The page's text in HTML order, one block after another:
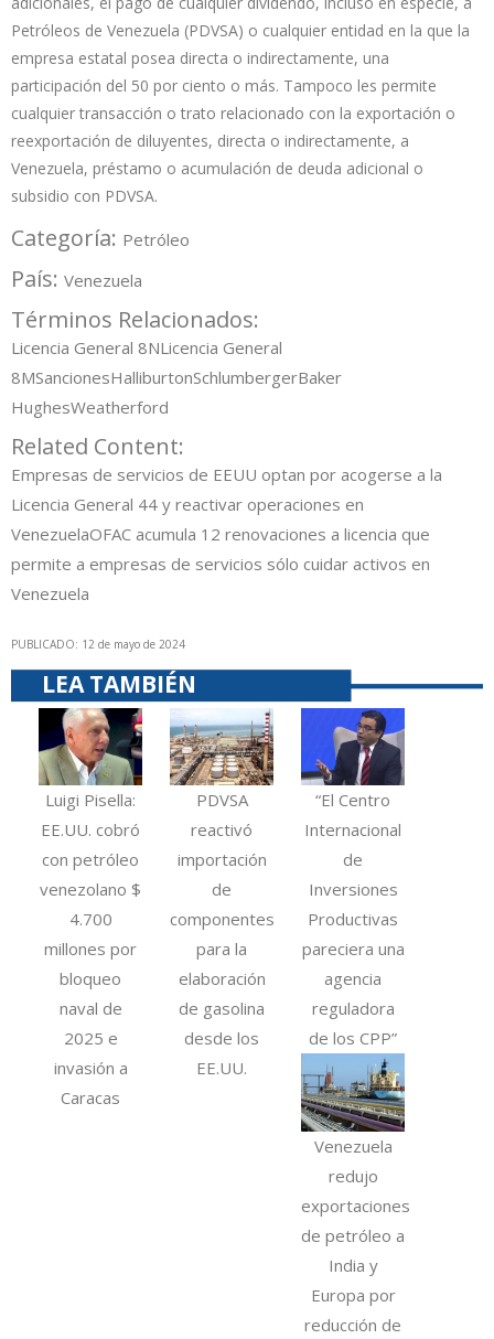
Petróleos de Venezuela (PDVSA) o cualquier entidad en la que la
empresa estatal posea directa o indirectamente, una
participación del 50 por ciento o más. Tampoco les permite
cualquier transacción o trato relacionado con la exportación o
reexportación de diluyentes, directa o indirectamente, a
Venezuela, préstamo o acumulación de deuda adicional o
subsidio con PDVSA.
Categoría: Petróleo
País: Venezuela
Términos Relacionados:
Licencia General 8NLicencia General
8MSancionesHalliburtonSchlumbergerBaker
HughesWeatherford
Related Content:
Empresas de servicios de EEUU optan por acogerse a la
Licencia General 44 y reactivar operaciones en
VenezuelaOFAC acumula 12 renovaciones a licencia que
permite a empresas de servicios sólo cuidar activos en
Venezuela
PUBLICADO: 12 de mayo de 2024
LEA TAMBIÉN
Luigi Pisella:
EE.UU. cobró
con petróleo
venezolano $
4.700
millones por
bloqueo
naval de
2025 e
invasión a
Caracas
PDVSA
reactivó
importación
de
componentes
para la
elaboración
de gasolina
desde los
EE.UU.
“El Centro
Internacional
de
Inversiones
Productivas
pareciera una
agencia
reguladora
de los CPP”
Venezuela
redujo
exportaciones
de petróleo a
India y
Europa por
reducción de